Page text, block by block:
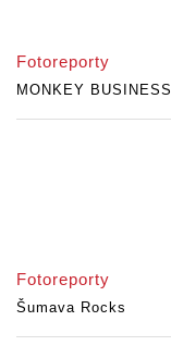
Fotoreporty
MONKEY BUSINESS
Fotoreporty
Šumava Rocks